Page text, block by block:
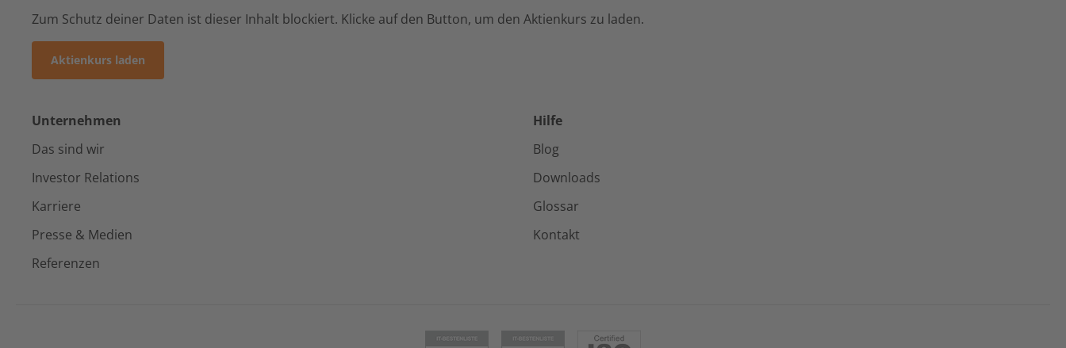
Zum Schutz deiner Daten ist dieser Inhalt blockiert. Klicke auf den Button, um den Aktienkurs zu laden.
Aktienkurs laden
Unternehmen
Das sind wir
Investor Relations
Karriere
Presse & Medien
Referenzen
Hilfe
Blog
Downloads
Glossar
Kontakt